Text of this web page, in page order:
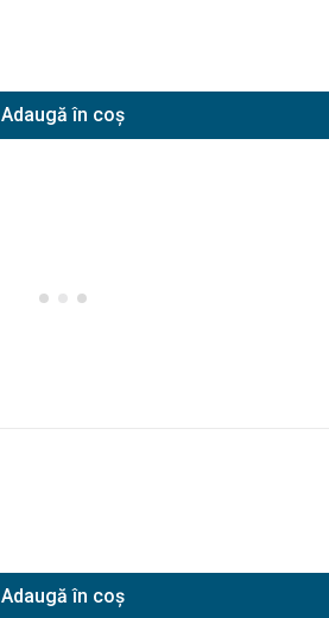
Adaugă în coș
Adaugă în coș